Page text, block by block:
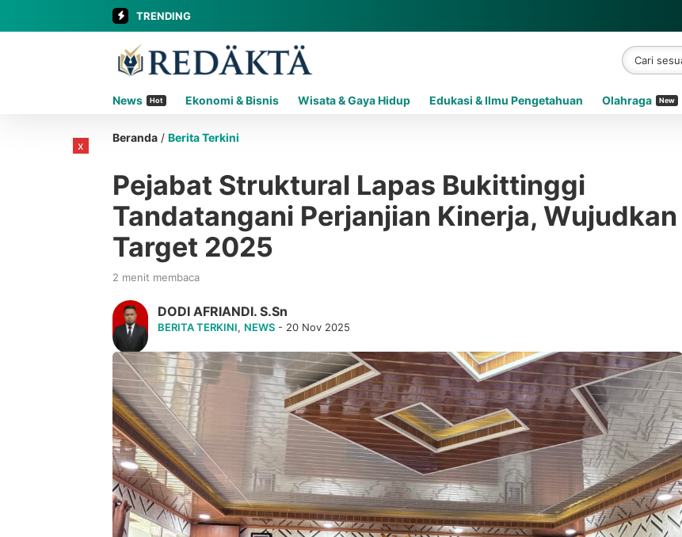
TRENDING
News Hot Ekonomi & Bisnis Wisata & Gaya Hidup Edukasi & Ilmu Pengetahuan Olahraga New
Beranda / Berita Terkini
Pejabat Struktural Lapas Bukittinggi
Tandatangani Perjanjian Kinerja, Wujudkan
Target 2025
2 menit membaca
DODI AFRIANDI. S.Sn
BERITA TERKINI, NEWS - 20 Nov 2025
x